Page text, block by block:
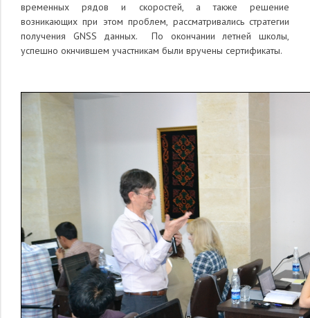
временных рядов и скоростей, а также решение
возникающих при этом проблем, рассматривались стратегии
получения GNSS данных. По окончании летней школы,
успешно окнчившем участникам были вручены сертификаты.